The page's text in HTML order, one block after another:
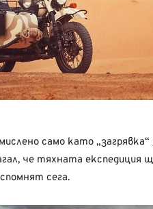
само като
че тяхната експедиция
сега.